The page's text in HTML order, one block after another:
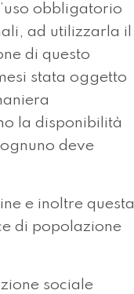
obbligatorio
ad utilizzarla il
di questo
stata oggetto
la disponibilità
deve
e inoltre questa
di popolazione
sociale